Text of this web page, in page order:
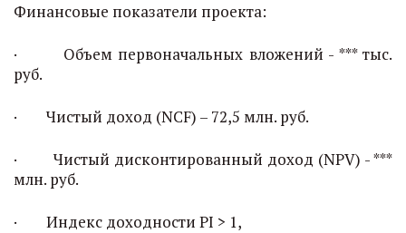
Финансовые показатели проекта:
· Объем первоначальных вложений - *** тыс.
руб.
· Чистый доход (NCF) – 72,5 млн. руб.
· Чистый дисконтированный доход (NPV) - ***
млн. руб.
· Индекс доходности PI > 1,